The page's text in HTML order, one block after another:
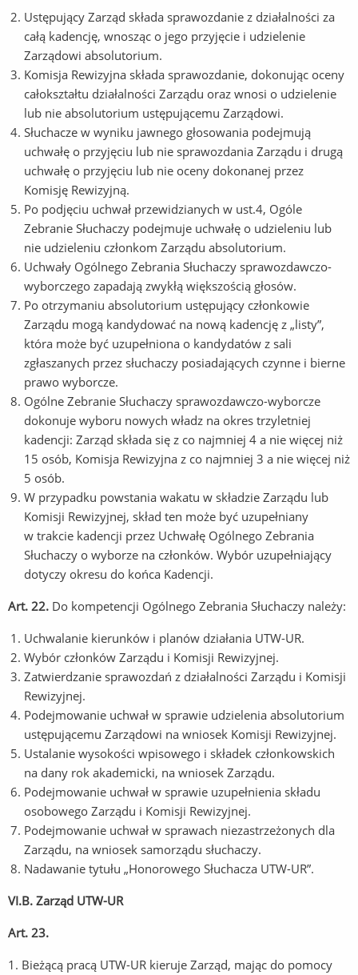
Ustępujący Zarząd składa sprawozdanie z działalności za
całą kadencję, wnosząc o jego przyjęcie i udzielenie
Zarządowi absolutorium.
Komisja Rewizyjna składa sprawozdanie, dokonując oceny
całokształtu działalności Zarządu oraz wnosi o udzielenie
lub nie absolutorium ustępującemu Zarządowi.
Słuchacze w wyniku jawnego głosowania podejmują
uchwałę o przyjęciu lub nie sprawozdania Zarządu i drugą
uchwałę o przyjęciu lub nie oceny dokonanej przez
Komisję Rewizyjną.
Po podjęciu uchwał przewidzianych w ust.4, Ogóle
Zebranie Słuchaczy podejmuje uchwałę o udzieleniu lub
nie udzieleniu członkom Zarządu absolutorium.
Uchwały Ogólnego Zebrania Słuchaczy sprawozdawczo-
wyborczego zapadają zwykłą większością głosów.
Po otrzymaniu absolutorium ustępujący członkowie
Zarządu mogą kandydować na nową kadencję z „listy”,
która może być uzupełniona o kandydatów z sali
zgłaszanych przez słuchaczy posiadających czynne i bierne
prawo wyborcze.
Ogólne Zebranie Słuchaczy sprawozdawczo-wyborcze
dokonuje wyboru nowych władz na okres trzyletniej
kadencji: Zarząd składa się z co najmniej 4 a nie więcej niż
15 osób, Komisja Rewizyjna z co najmniej 3 a nie więcej niż
5 osób.
W przypadku powstania wakatu w składzie Zarządu lub
Komisji Rewizyjnej, skład ten może być uzupełniany
w trakcie kadencji przez Uchwałę Ogólnego Zebrania
Słuchaczy o wyborze na członków. Wybór uzupełniający
dotyczy okresu do końca Kadencji.
Art. 22. Do kompetencji Ogólnego Zebrania Słuchaczy należy:
Uchwalanie kierunków i planów działania UTW-UR.
Wybór członków Zarządu i Komisji Rewizyjnej.
Zatwierdzanie sprawozdań z działalności Zarządu i Komisji
Rewizyjnej.
Podejmowanie uchwał w sprawie udzielenia absolutorium
ustępującemu Zarządowi na wniosek Komisji Rewizyjnej.
Ustalanie wysokości wpisowego i składek członkowskich
na dany rok akademicki, na wniosek Zarządu.
Podejmowanie uchwał w sprawie uzupełnienia składu
osobowego Zarządu i Komisji Rewizyjnej.
Podejmowanie uchwał w sprawach niezastrzeżonych dla
Zarządu, na wniosek samorządu słuchaczy.
Nadawanie tytułu „Honorowego Słuchacza UTW-UR”.
VI.B. Zarząd UTW-UR
Art. 23.
1. Bieżącą pracą UTW-UR kieruje Zarząd, mając do pomocy